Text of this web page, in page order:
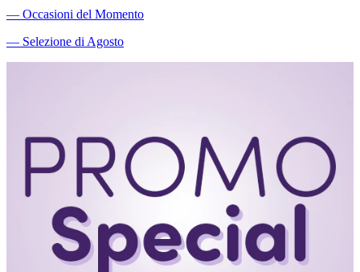
― Occasioni del Momento
― Selezione di Agosto